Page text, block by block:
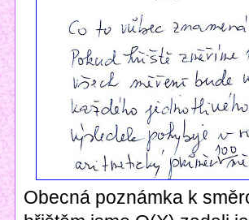
Obecná poznámka k